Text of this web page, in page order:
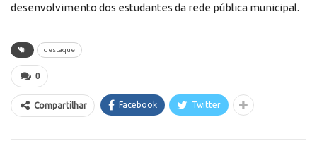
desenvolvimento dos estudantes da rede pública municipal.
destaque
0
Compartilhar Facebook Twitter